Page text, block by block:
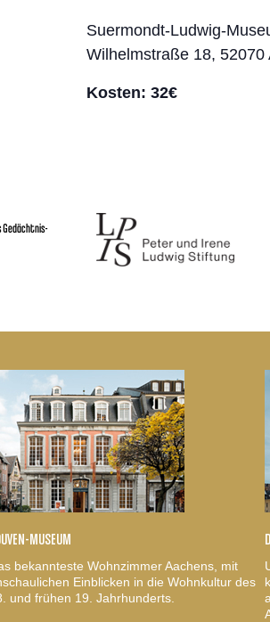
Suermondt-Ludwig-
Wilhelmstraße 18, 52070
Kosten: 32€
Gedächtnis-
MUSEUM
bekannteste Wohnzimmer Aachens, mit
Einblicken in die Wohnkultur des
und frühen 19. Jahrhunderts.